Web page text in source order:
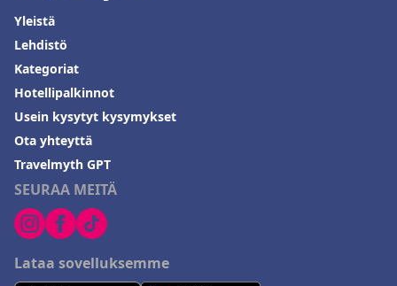
SEURAA MEITÄ
Lataa sovelluksemme
Yleistä
Lehdistö
Kategoriat
Hotellipalkinnot
Usein kysytyt kysymykset
Ota yhteyttä
Travelmyth GPT